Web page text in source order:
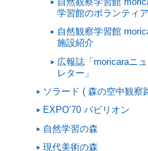
学習館のボランティア
自然観察学習館
施設紹介
広報誌「moricaraニ
レター」
ソラード ( 森の空中観察
EXPO’70 パビリオン
自然学習の森
現代美術の森